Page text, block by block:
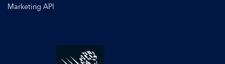
Marketing API